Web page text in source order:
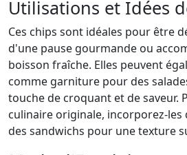
Utilisations et Idées
Ces chips sont idéales pour être
d'une pause gourmande ou
boisson fraîche. Elles peuvent
comme garniture pour des
touche de croquant et de saveur.
culinaire originale, incorporez-les
des sandwichs pour une texture